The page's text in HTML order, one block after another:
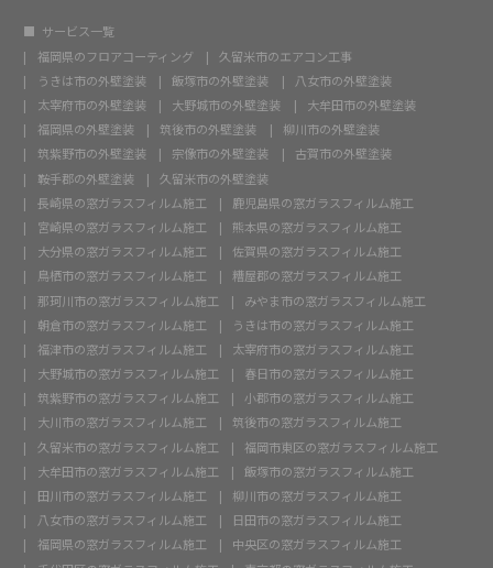
サービス一覧
福岡県のフロアコーティング
久留米市のエアコン工事
うきは市の外壁塗装
飯塚市の外壁塗装
八女市の外壁塗装
太宰府市の外壁塗装
大野城市の外壁塗装
大牟田市の外壁塗装
福岡県の外壁塗装
筑後市の外壁塗装
柳川市の外壁塗装
筑紫野市の外壁塗装
宗像市の外壁塗装
古賀市の外壁塗装
鞍手郡の外壁塗装
久留米市の外壁塗装
長崎県の窓ガラスフィルム施工
鹿児島県の窓ガラスフィルム施工
宮崎県の窓ガラスフィルム施工
熊本県の窓ガラスフィルム施工
大分県の窓ガラスフィルム施工
佐賀県の窓ガラスフィルム施工
鳥栖市の窓ガラスフィルム施工
糟屋郡の窓ガラスフィルム施工
那珂川市の窓ガラスフィルム施工
みやま市の窓ガラスフィルム施工
朝倉市の窓ガラスフィルム施工
うきは市の窓ガラスフィルム施工
福津市の窓ガラスフィルム施工
太宰府市の窓ガラスフィルム施工
大野城市の窓ガラスフィルム施工
春日市の窓ガラスフィルム施工
筑紫野市の窓ガラスフィルム施工
小郡市の窓ガラスフィルム施工
大川市の窓ガラスフィルム施工
筑後市の窓ガラスフィルム施工
久留米市の窓ガラスフィルム施工
福岡市東区の窓ガラスフィルム施工
大牟田市の窓ガラスフィルム施工
飯塚市の窓ガラスフィルム施工
田川市の窓ガラスフィルム施工
柳川市の窓ガラスフィルム施工
八女市の窓ガラスフィルム施工
日田市の窓ガラスフィルム施工
福岡県の窓ガラスフィルム施工
中央区の窓ガラスフィルム施工